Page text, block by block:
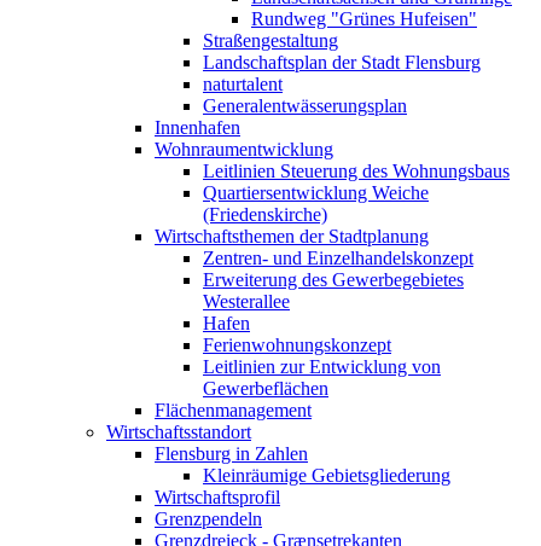
Rundweg "Grünes Hufeisen"
Straßengestaltung
Landschaftsplan der Stadt Flensburg
naturtalent
Generalentwässerungsplan
Innenhafen
Wohnraumentwicklung
Leitlinien Steuerung des Wohnungsbaus
Quartiersentwicklung Weiche
(Friedenskirche)
Wirtschaftsthemen der Stadtplanung
Zentren- und Einzelhandelskonzept
Erweiterung des Gewerbegebietes
Westerallee
Hafen
Ferienwohnungskonzept
Leitlinien zur Entwicklung von
Gewerbeflächen
Flächenmanagement
Wirtschaftsstandort
Flensburg in Zahlen
Kleinräumige Gebietsgliederung
Wirtschaftsprofil
Grenzpendeln
Grenzdreieck - Grænsetrekanten